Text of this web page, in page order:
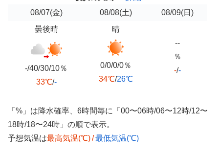
08/07(金) 08/08(土) 08/09(日)
曇後晴
-/40/30/10％
33℃/-
晴
0/0/0/0％
34℃/26℃
--
％
-/-
「%」は降水確率、6時間毎に「00〜06時/06〜12時/12〜
18時/18〜24時」の順で表示。
予想気温は最高気温(℃)/最低気温(℃)